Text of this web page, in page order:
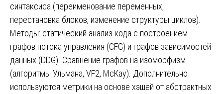
синтаксиса (переименование переменных,
перестановка блоков, изменение структуры циклов).
Методы: статический анализ кода с построением
графов потока управления (CFG) и графов зависимостей
данных (DDG). Сравнение графов на изоморфизм
(алгоритмы Ульмана, VF2, McKay). Дополнительно
используются метрики на основе хэшей от абстрактных